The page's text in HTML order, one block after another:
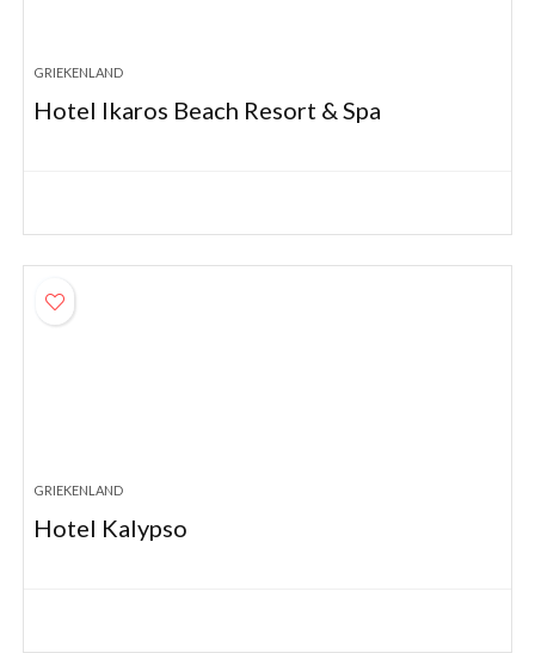
GRIEKENLAND
Hotel Ikaros Beach Resort & Spa
GRIEKENLAND
Hotel Kalypso